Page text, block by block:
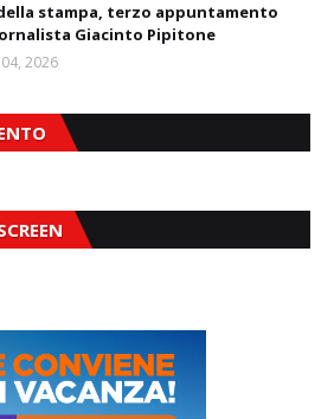
stampa, terzo appuntamento
Giacinto Pipitone
2026